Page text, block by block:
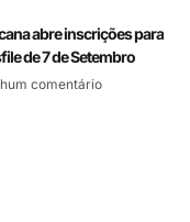
abre inscrições para
de 7 de Setembro
comentário